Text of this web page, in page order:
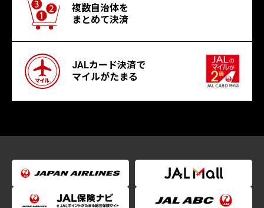
複数自治体を
まとめて決済
JALカード決済で
マイルがたまる